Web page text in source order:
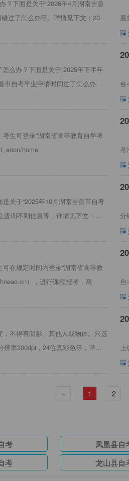
？下面是关于“2026年4月湖南吉首
过了怎么办等。详情见下文：2026
服
么办？下面是关于“2025年下半年
市自考毕业申请时间过了怎么办
台
生可登录“湖南省高等教育自学考
home
考
关于“2025年10月湖南吉首市自考
询不到信息等，详情见下文：
分
在规定时间内登录“湖南省高等教
），进行课程报考，网
考
不得有阴影、其他人或物体。只选
率300dpi，24位真彩色等，详情
系
« 1 2
考 凤凰县自
考 龙山县自